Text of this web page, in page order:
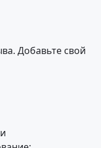
Добавьте свой